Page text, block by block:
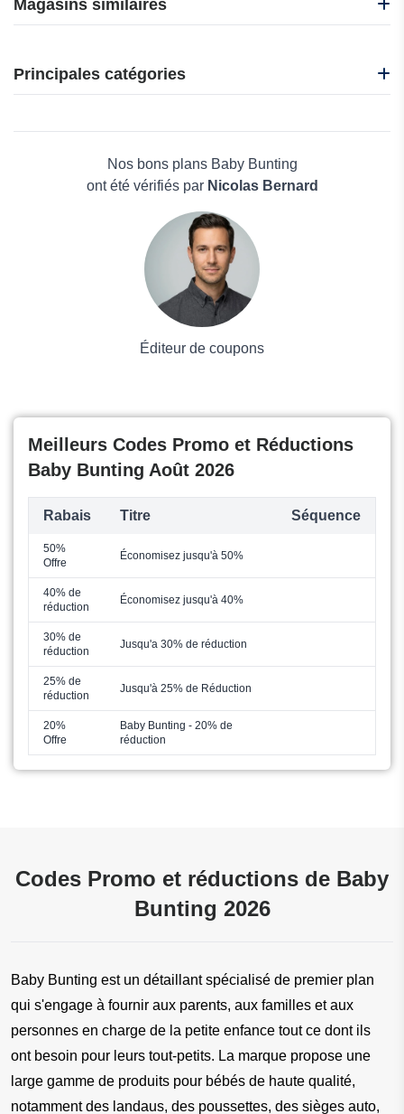
Magasins similaires
Fancy Prince
Ickle Bubba
La Bonne Couche
Principales catégories
Maison & Jardin
Boissons
Nos bons plans Baby Bunting
ont été vérifiés par Nicolas Bernard
Éditeur de coupons
Meilleurs Codes Promo et Réductions
Baby Bunting Août 2026
Rabais Titre Séquence
50%
Offre
Économisez jusqu'à 50%
40% de
réduction
Économisez jusqu'à 40%
30% de
réduction
Jusqu'a 30% de réduction
25% de
réduction
Jusqu'à 25% de Réduction
20%
Offre
Baby Bunting - 20% de
réduction
Codes Promo et réductions de Baby
Bunting 2026
Baby Bunting est un détaillant spécialisé de premier plan
qui s'engage à fournir aux parents, aux familles et aux
personnes en charge de la petite enfance tout ce dont ils
ont besoin pour leurs tout-petits. La marque propose une
large gamme de produits pour bébés de haute qualité,
notamment des landaus, des poussettes, des sièges auto,